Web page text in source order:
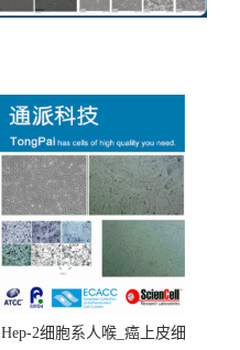
Hep-2细胞系人喉_癌上皮细